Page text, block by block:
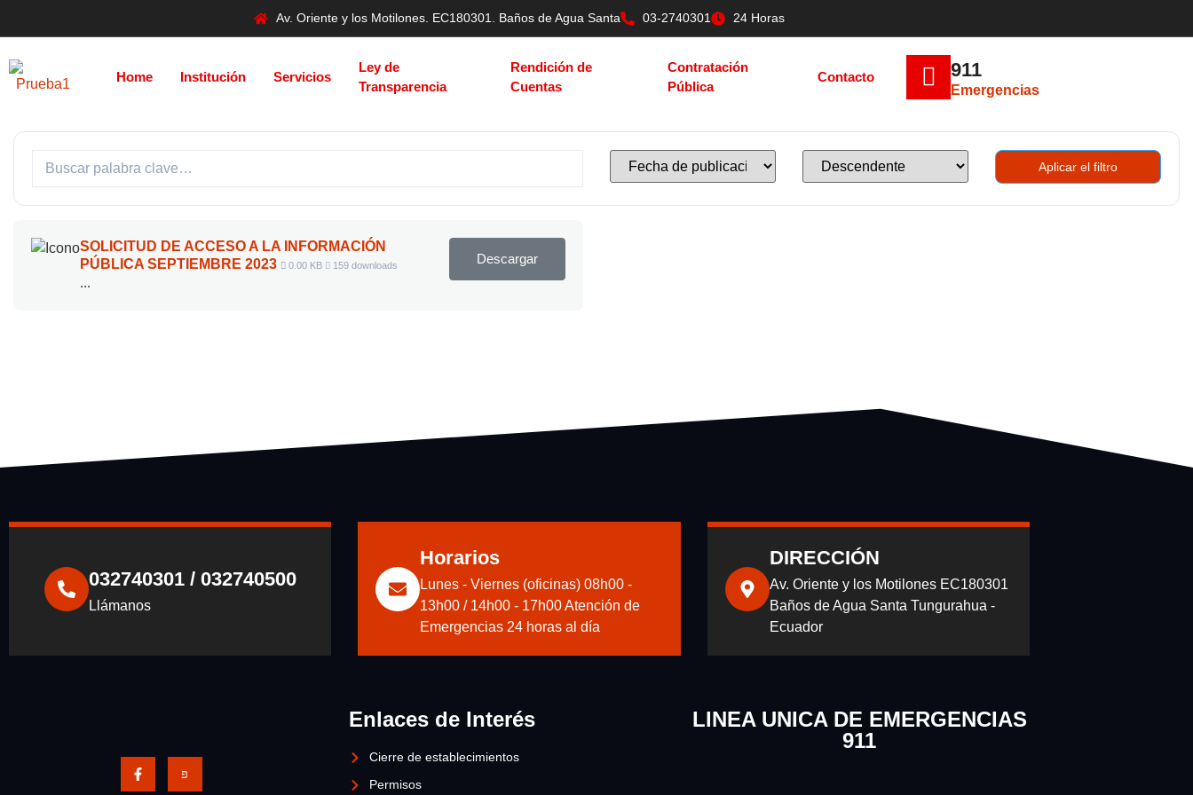
Av. Oriente y los Motilones. EC180301. Baños de Agua Santa 03-2740301 24 Horas
Home Institución Servicios
Ley de
Transparencia
Rendición de
Cuentas
Contratación
Pública
Contacto 911
Emergencias
Aplicar el filtro
SOLICITUD DE ACCESO A LA INFORMACIÓN
PÚBLICA SEPTIEMBRE 2023
0.00 KB 159 downloads
...
Descargar
032740301 / 032740500
Llámanos
Horarios
Lunes - Viernes (oficinas) 08h00 -
13h00 / 14h00 - 17h00 Atención de
Emergencias 24 horas al día
DIRECCIÓN
Av. Oriente y los Motilones EC180301
Baños de Agua Santa Tungurahua -
Ecuador
Enlaces de Interés
Cierre de establecimientos
Permisos
LINEA UNICA DE EMERGENCIAS
911